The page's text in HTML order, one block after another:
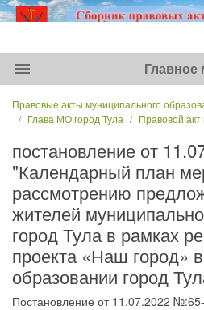
menu
Правовые акты муниципального
Глава МО город Тула
Правовой
постановление от
"Календарный план
рассмотрению
жителей
город Тула в рамках
проекта «Наш город»
образовании город
Постановление от 11.07.2022